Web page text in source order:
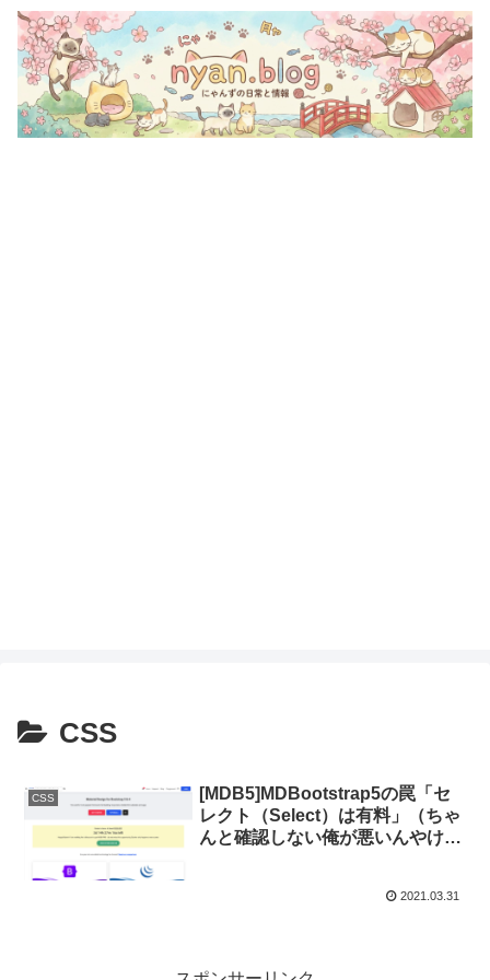
CSS
CSS
[MDB5]MDBootstrap5の罠「セ
レクト（Select）は有料」（ちゃ
んと確認しない俺が悪いんやけ
2021.03.31